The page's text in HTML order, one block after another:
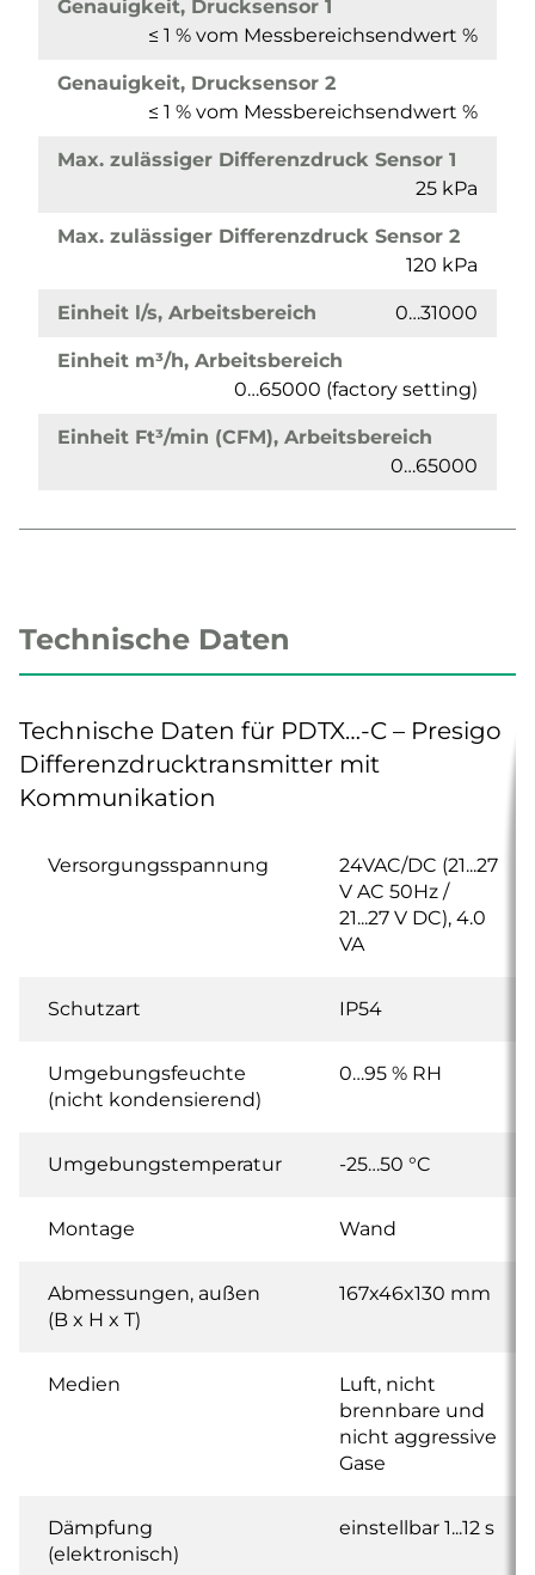
Genauigkeit, Drucksensor 1
≤ 1 % vom Messbereichsendwert %
Genauigkeit, Drucksensor 2
≤ 1 % vom Messbereichsendwert %
Max. zulässiger Differenzdruck Sensor 1
25 kPa
Max. zulässiger Differenzdruck Sensor 2
120 kPa
Einheit l/s, Arbeitsbereich 0…31000
Einheit m³/h, Arbeitsbereich
0…65000 (factory setting)
Einheit Ft³/min (CFM), Arbeitsbereich
0…65000
Technische Daten
Technische Daten für PDTX…-C – Presigo
Differenzdrucktransmitter mit
Kommunikation
Versorgungsspannung
24VAC/DC (21...27
V AC 50Hz /
21...27 V DC), 4.0
VA
Schutzart IP54
Umgebungsfeuchte
(nicht kondensierend)
0…95 % RH
Umgebungstemperatur -25…50 °C
Montage Wand
Abmessungen, außen
(B x H x T)
167x46x130 mm
Medien
Luft, nicht
brennbare und
nicht aggressive
Gase
Dämpfung
(elektronisch)
einstellbar 1...12 s